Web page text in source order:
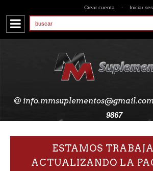
Crear cuenta - Iniciar
info.mmsuplementos@gmail.com
9867
ESTAMOS
ACTUALIZANDO LA